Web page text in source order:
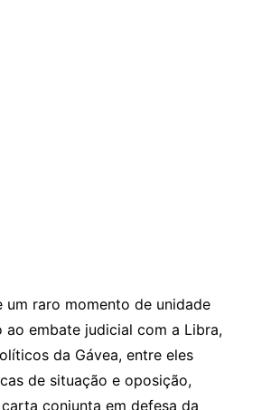
um raro momento de unidade
ao embate judicial com a Libra,
da Gávea, entre eles
de situação e oposição,
conjunta em defesa da